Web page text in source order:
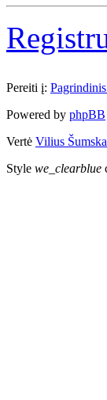
Pereiti į:
Powered by phpBB
Vertė Vilius
Style we_clearblue